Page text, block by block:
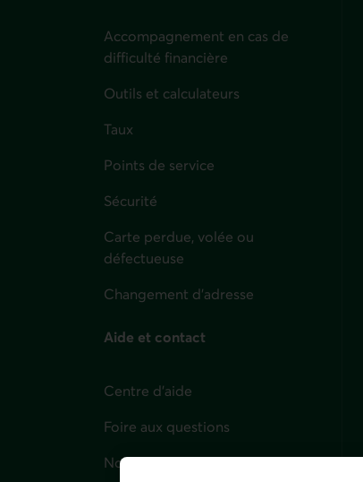
Accompagnement en cas de
difficulté financière
Outils et calculateurs
Taux
Points de service
Sécurité
Carte perdue, volée ou
défectueuse
Changement d'adresse
Aide et contact
Centre d'aide
Foire aux questions
Nous joindre